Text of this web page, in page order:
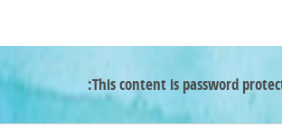
This content is password